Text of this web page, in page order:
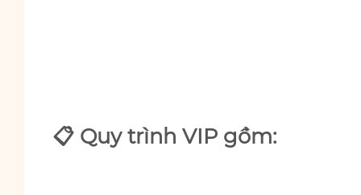
📋 Quy trình VIP gồm: